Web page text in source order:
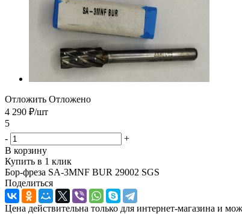
Отложить Отложено
4 290 ₽/шт
5
-
+
В корзину
Купить в 1 клик
Бор-фреза SA-3MNF BUR 29002 SGS
Поделиться
Цена действительна только для интернет-магазина и